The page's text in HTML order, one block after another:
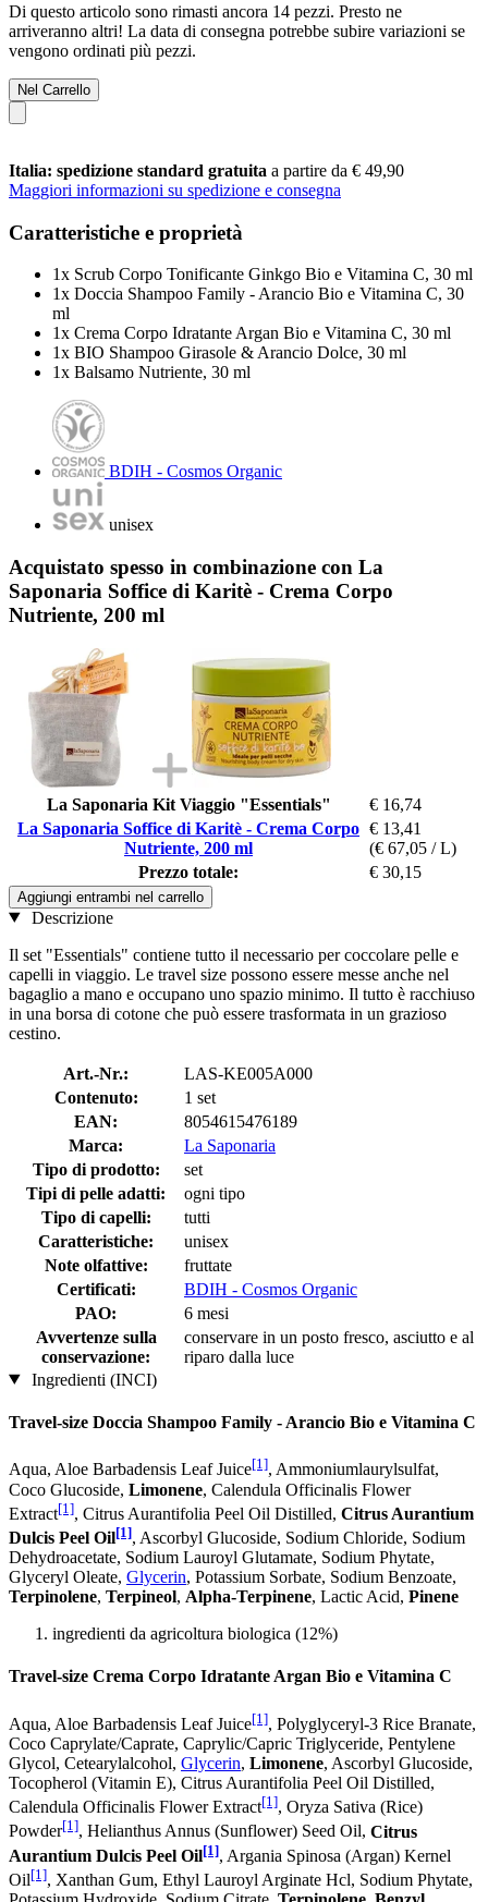
Di questo articolo sono rimasti ancora 14 pezzi. Presto ne
arriveranno altri! La data di consegna potrebbe subire variazioni se
vengono ordinati più pezzi.
Nel Carrello
Italia: spedizione standard gratuita a partire da € 49,90
Maggiori informazioni su spedizione e consegna
Caratteristiche e proprietà
1x Scrub Corpo Tonificante Ginkgo Bio e Vitamina C, 30 ml
1x Doccia Shampoo Family - Arancio Bio e Vitamina C, 30
ml
1x Crema Corpo Idratante Argan Bio e Vitamina C, 30 ml
1x BIO Shampoo Girasole & Arancio Dolce, 30 ml
1x Balsamo Nutriente, 30 ml
BDIH - Cosmos Organic
unisex
Acquistato spesso in combinazione con La
Saponaria Soffice di Karitè - Crema Corpo
Nutriente, 200 ml
La Saponaria Kit Viaggio "Essentials"
€ 16,74
La Saponaria Soffice di Karitè - Crema Corpo
Nutriente, 200 ml
€ 13,41
(€ 67,05 / L)
Prezzo totale:
€ 30,15
Aggiungi entrambi nel carrello
Descrizione
Il set "Essentials" contiene tutto il necessario per coccolare pelle e
capelli in viaggio. Le travel size possono essere messe anche nel
bagaglio a mano e occupano uno spazio minimo. Il tutto è racchiuso
in una borsa di cotone che può essere trasformata in un grazioso
cestino.
Art.-Nr.:
LAS-KE005A000
Contenuto:
1 set
EAN:
8054615476189
Marca:
La Saponaria
Tipo di prodotto:
set
Tipi di pelle adatti:
ogni tipo
Tipo di capelli:
tutti
Caratteristiche:
unisex
Note olfattive:
fruttate
Certificati:
BDIH - Cosmos Organic
PAO:
6 mesi
Avvertenze sulla
conservazione:
conservare in un posto fresco, asciutto e al
riparo dalla luce
Ingredienti (INCI)
Travel-size Doccia Shampoo Family - Arancio Bio e Vitamina C
Aqua, Aloe Barbadensis Leaf Juice[1], Ammoniumlaurylsulfat,
Coco Glucoside, Limonene, Calendula Officinalis Flower
Extract[1], Citrus Aurantifolia Peel Oil Distilled, Citrus Aurantium
Dulcis Peel Oil[1], Ascorbyl Glucoside, Sodium Chloride, Sodium
Dehydroacetate, Sodium Lauroyl Glutamate, Sodium Phytate,
Glyceryl Oleate, Glycerin, Potassium Sorbate, Sodium Benzoate,
Terpinolene, Terpineol, Alpha-Terpinene, Lactic Acid, Pinene
ingredienti da agricoltura biologica (12%)
Travel-size Crema Corpo Idratante Argan Bio e Vitamina C
Aqua, Aloe Barbadensis Leaf Juice[1], Polyglyceryl-3 Rice Branate,
Coco Caprylate/Caprate, Caprylic/Capric Triglyceride, Pentylene
Glycol, Cetearylalcohol, Glycerin, Limonene, Ascorbyl Glucoside,
Tocopherol (Vitamin E), Citrus Aurantifolia Peel Oil Distilled,
Calendula Officinalis Flower Extract[1], Oryza Sativa (Rice)
Powder[1], Helianthus Annus (Sunflower) Seed Oil, Citrus
Aurantium Dulcis Peel Oil[1], Argania Spinosa (Argan) Kernel
Oil[1], Xanthan Gum, Ethyl Lauroyl Arginate Hcl, Sodium Phytate,